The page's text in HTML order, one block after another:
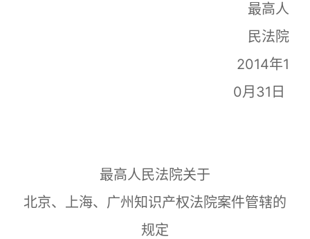
最高人
民法院
2014年1
0月31日
最高人民法院关于
北京、上海、广州知识产权法院案件管辖的
规定